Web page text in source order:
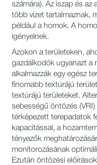
számára). Az iszap és az
több vizet tartalmaznak,
például a homok. A
igényelnek.
Azokon a területeken,
gazdálkodók ugyanazt a
alkalmazzák egy egész
finomabb textúrájú
textúrájú területeket.
sebességű öntözés (VRI)
térképezett terepadatok
kapacitással, a
tényezők
monitorozásának
Ezután öntözési